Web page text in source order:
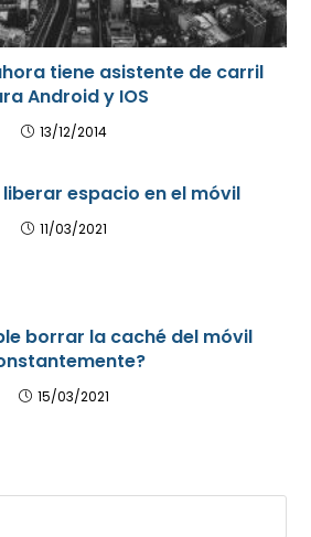
tiene asistente de carril
Android y IOS
13/12/2014
espacio en el móvil
11/03/2021
borrar la caché del móvil
15/03/2021